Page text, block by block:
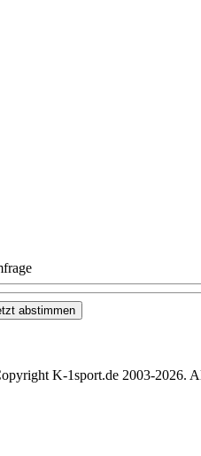
K-1sport.de 2003-2026.